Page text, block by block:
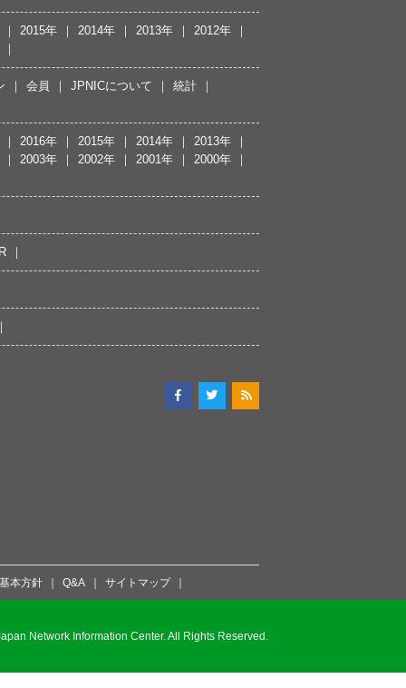
2015年 2014年 2013年 2012年
会員 JPNICについて 統計
2016年 2015年 2014年
2013年
2003年
2002年 2001年 2000年
本方針 Q&A サイトマップ
Network Information Center. All Rights Reserved.